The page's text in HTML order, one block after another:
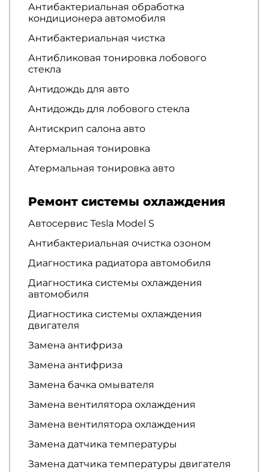
Антибактериальная обработка
кондиционера автомобиля
Антибактериальная чистка
Антибликовая тонировка лобового
стекла
Антидождь для авто
Антидождь для лобового стекла
Антискрип салона авто
Атермальная тонировка
Атермальная тонировка авто
Ремонт системы охлаждения
Автосервис Tesla Model S
Антибактериальная очистка озоном
Диагностика радиатора автомобиля
Диагностика системы охлаждения
автомобиля
Диагностика системы охлаждения
двигателя
Замена антифриза
Замена антифриза
Замена бачка омывателя
Замена вентилятора охлаждения
Замена вентилятора охлаждения
Замена датчика температуры
Замена датчика температуры двигателя